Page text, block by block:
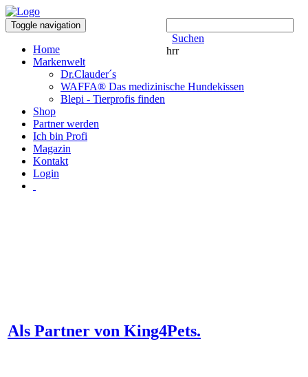
Suchen
hrr
Toggle navigation
Home
Markenwelt
Dr.Clauder´s
WAFFA® Das medizinische Hundekissen
Blepi - Tierprofis finden
Shop
Partner werden
Ich bin Profi
Magazin
Kontakt
Login
Als Partner von King4Pets.